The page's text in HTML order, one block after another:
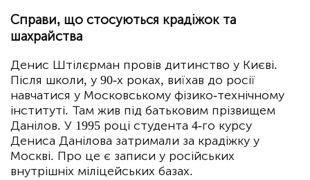
Справи, що стосуються крадіжок та
шахрайства
Денис Штілєрман провів дитинство у Києві.
Після школи, у 90-х роках, виїхав до росії
навчатися у Московському фізико-технічному
інституті. Там жив під батьковим прізвищем
Данілов. У 1995 році студента 4-го курсу
Дениса Данілова затримали за крадіжку у
Москві. Про це є записи у російських
внутрішніх міліцейських базах.